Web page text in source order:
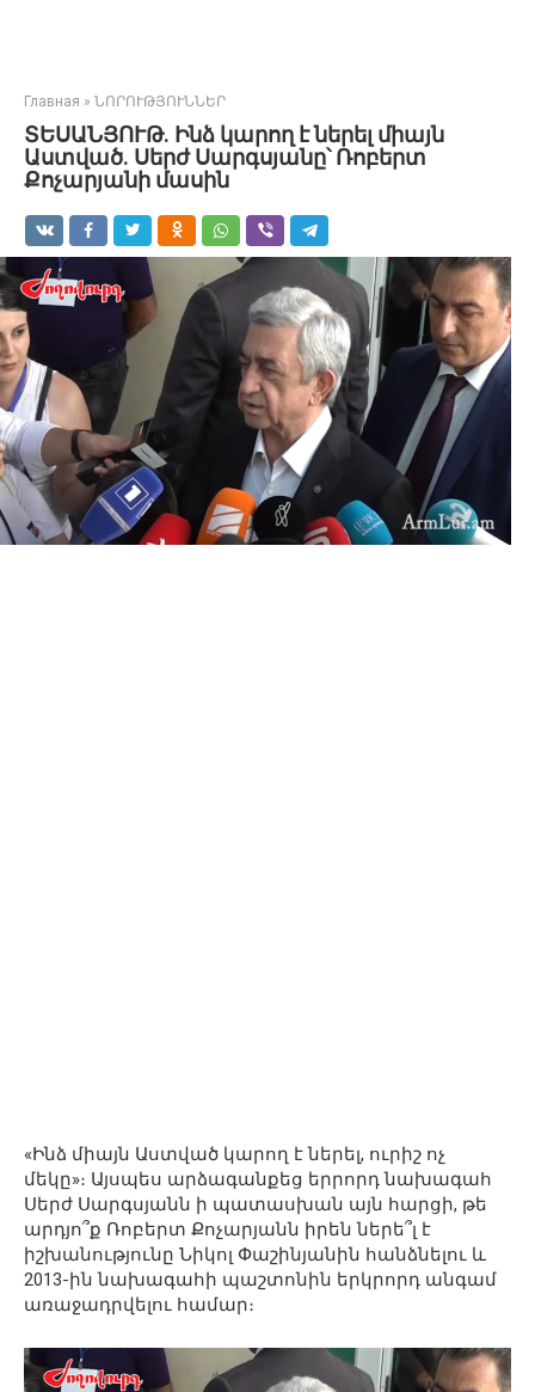
Главная » ՆՈՐՈՒԹՅՈՒՆՆԵՐ
ՏԵՍԱՆՅՈՒԹ. Ինձ կարող է ներել միայն
Աստված. Սերժ Սարգսյանը՝ Ռոբերտ
Քոչարյանի մասին
«Ինձ միայն Աստված կարող է ներել, ուրիշ ոչ
մեկը»։ Այսպես արձագանքեց երրորդ նախագահ
Սերժ Սարգսյանն ի պատասխան այն հարցի, թե
արդյո՞ք Ռոբերտ Քոչարյանն իրեն ներե՞լ է
իշխանությունը Նիկոլ Փաշինյանին հանձնելու և
2013-ին նախագահի պաշտոնին երկրորդ անգամ
առաջադրվելու համար։